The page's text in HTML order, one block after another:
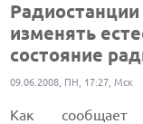
изменять
состояние
09.06.2008, ПН, 17:27, Мск
Как